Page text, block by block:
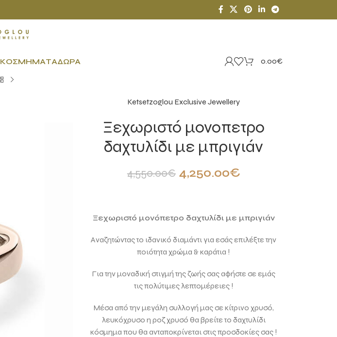
ΚΟΣΜΉΜΑΤΑΔΏΡΑ 0.00€
Ketsetzoglou Exclusive Jewellery
Ξεχωριστό μονοπετρο
δαχτυλίδι με μπριγιάν
4,550.00€ 4,250.00€
Ξεχωριστό μονόπετρο δαχτυλίδι με μπριγιάν
Αναζητώντας το ιδανικό διαμάντι για εσάς επιλέξτε την
ποιότητα χρώμα & καράτια !
Για την μοναδική στιγμή της ζωής σας αφήστε σε εμάς
τις πολύτιμες λεπτομέρειες !
Μέσα από την μεγάλη συλλογή μας σε κίτρινο χρυσό,
λευκόχρυσο η ροζ χρυσό θα βρείτε το δαχτυλίδι
κόσμημα που θα ανταποκρίνεται στις προσδοκίες σας !